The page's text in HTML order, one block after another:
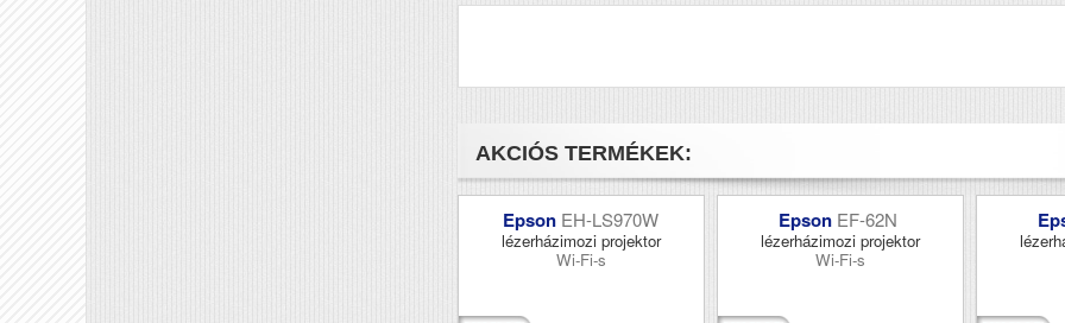
AKCIÓS TERMÉKEK:
Epson EH-LS970W
lézerházimozi projektor
Wi-Fi-s
Epson EF-62N
lézerházimozi projektor
Wi-Fi-s